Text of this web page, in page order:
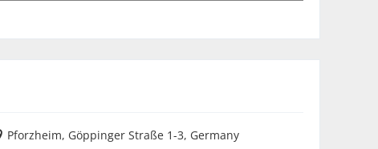
Pforzheim, Göppinger Straße 1-3, Germany